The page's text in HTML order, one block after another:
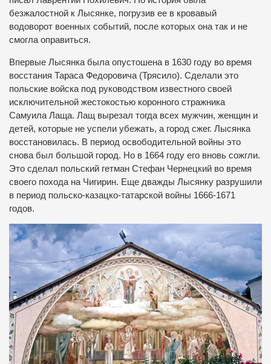
безжалостной к Лысянке, погрузив ее в кровавый
водоворот военных событий, после которых она так и не
смогла оправиться.
Впервые Лысянка была опустошена в 1630 году во время
восстания Тараса Федоровича (Трясило). Сделали это
польские войска под руководством известного своей
исключительной жестокостью коронного стражника
Самуила Лаща. Лащ вырезал тогда всех мужчин, женщин и
детей, которые не успели убежать, а город сжег. Лысянка
восстановилась. В период освободительной войны это
снова был большой город. Но в 1664 году его вновь сожгли.
Это сделал польский гетман Стефан Чернецкий во время
своего похода на Чигирин. Еще дважды Лысянку разрушили
в период польско-казацко-татарской войны 1666-1671
годов.